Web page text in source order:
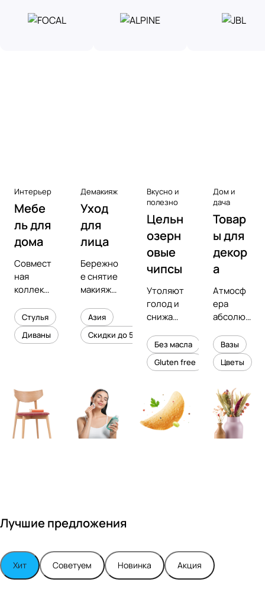
Интерьер
Мебе
ль для
дома
Совмест
ная
коллекц
предмет
ным
дизайне
Турским
Стулья
Диваны
Демакияж
Уход
для
лица
Бережно
е снятие
макияжа
увлажне
ние
кожи
Азия
Скидки до 50%
Вкусно и
полезно
Цельн
озерн
овые
чипсы
Утоляют
голод и
снижают
холесте
рина
Без масла
Gluten free
Дом и
дача
Товар
ы для
декор
а
Атмосф
ера
абсолют
уюта в
вашем
интерье
Вазы
Цветы
Лучшие предложения
Хит Советуем Новинка Акция